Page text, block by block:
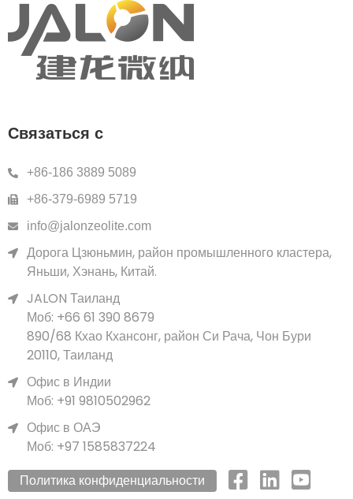
Связаться с
+86-186 3889 5089
+86-379-6989 5719
info@jalonzeolite.com
Дорога Цзюньмин, район промышленного кластера,
Яньши, Хэнань, Китай.
JALON Таиланд
Моб: +66 61 390 8679
890/68 Кхао Кхансонг, район Си Рача, Чон Бури
20110, Таиланд
Офис в Индии
Моб: +91 9810502962
Офис в ОАЭ
Моб: +97 1585837224
Политика конфиденциальности